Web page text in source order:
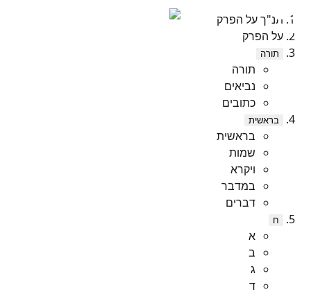
תנ"ך על הפרק
על הפרק
תורה
תורה
נביאים
כתובים
בראשית
בראשית
שמות
ויקרא
במדבר
דברים
ח
א
ב
ג
ד